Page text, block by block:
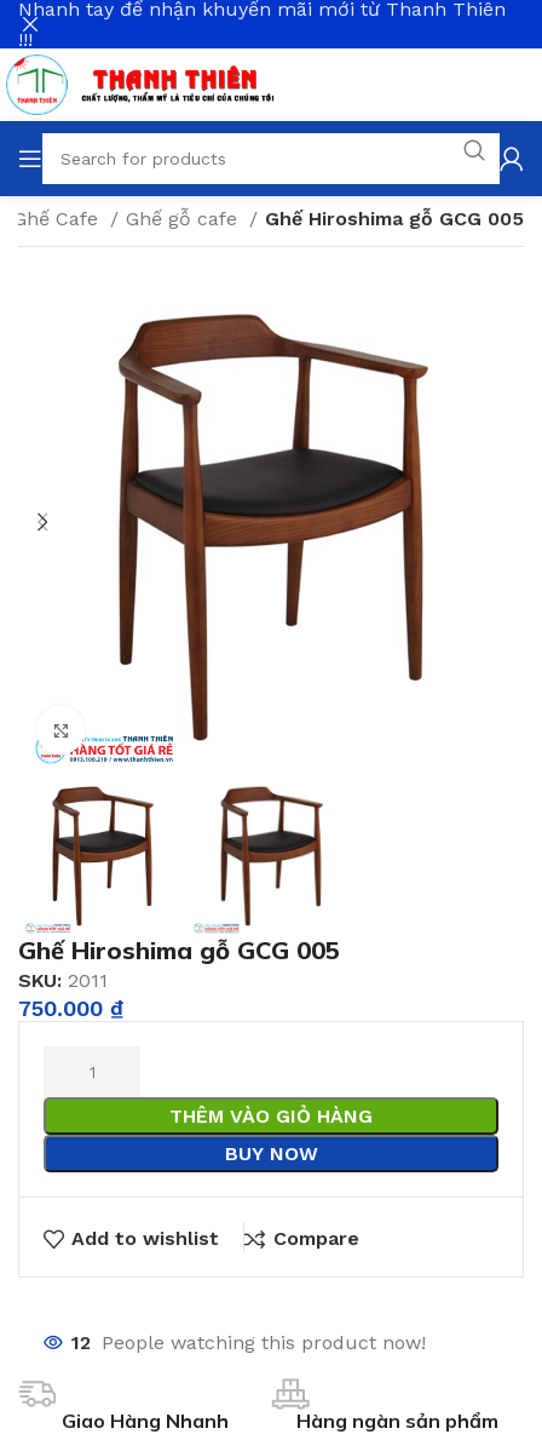
Ghế Cafe Ghế gỗ cafe Ghế Hiroshima gỗ GCG 005
Click to enlarge
Ghế Hiroshima gỗ GCG 005
SKU: 2011
750.000 ₫
THÊM VÀO GIỎ HÀNG
BUY NOW
Add to wishlist Compare
12 People watching this product now!
Giao Hàng Nhanh Hàng ngàn sản phẩm
Nhanh tay để nhận khuyến mãi mới từ Thanh Thiên
!!!